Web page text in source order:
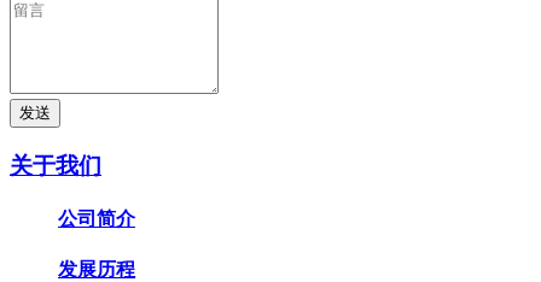
发送
关于我们
公司简介
发展历程